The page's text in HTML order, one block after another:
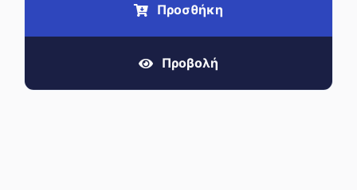
price
τρέχουσα
Προσθήκη
Προβολή